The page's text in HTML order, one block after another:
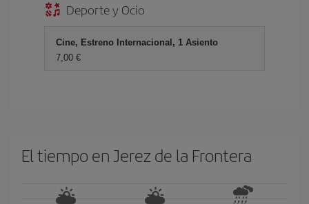
Deporte y Ocio
Cine, Estreno Internacional, 1 Asiento
7,00 €
El tiempo en Jerez de la Frontera